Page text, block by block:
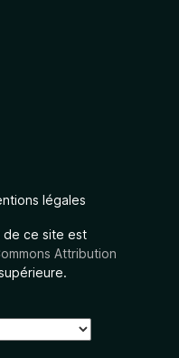
légales
de ce site est
Attribution